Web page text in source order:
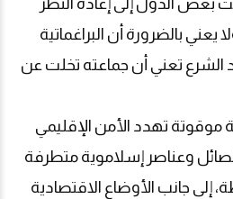
يعني بالضرورة أن البراغماتية
الشرع تعني أن جماعته تخلت عن
موقوتة تهدد الأمن الإقليمي
وعناصر إسلاموية متطرفة
إلى جانب الأوضاع الاقتصادية